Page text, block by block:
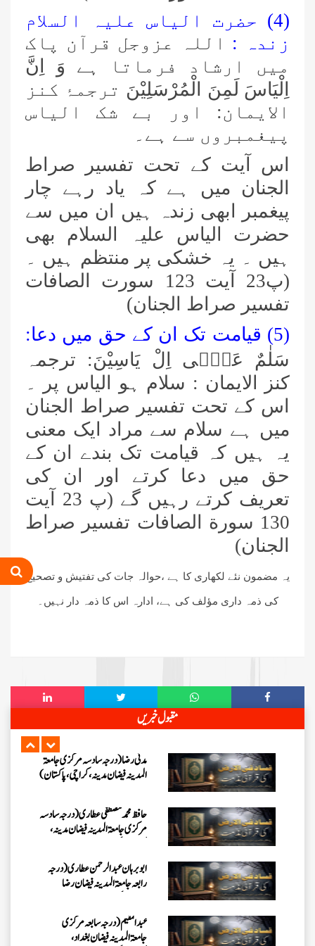
(4) حضرت الیاس علیہ السلام
زندہ : اللہ عزوجل قرآن پاک
میں ارشاد فرماتا ہے وَ اِنَّ
اِلْیَاسَ لَمِنَ الْمُرْسَلِیْنَ ترجمۂ کنز
الایمان: اور بے شک الیاس
پیغمبروں سے ہے۔
اس آیت کے تحت تفسیر صراط
الجنان میں ہے کہ یاد رہے چار
پیغمبر ابھی زندہ ہیں ان میں سے
حضرت الیاس علیہ السلام بھی
ہیں ۔ یہ خشکی پر منتظم ہیں ۔
(پ23 آیت 123 سورت الصافات
تفسیر صراط الجنان)
(5) قیامت تک ان کے حق میں دعا:
سَلٰمٌ عَلٰۤى اِلْ یَاسِیْنَ: ترجمہ
کنز الایمان : سلام ہو الیاس پر ۔
اس کے تحت تفسیر صراط الجنان
میں ہے سلام سے مراد ایک معنی
یہ ہیں کہ قیامت تک بندے ان کے
حق میں دعا کرتے اور ان کی
تعریف کرتے رہیں گے (پ 23 آیت
130 سورة الصافات تفسیر صراط
الجنان)
یہ مضمون نئے لکھاری کا ہے ،حوالہ جات کی تفتیش و تصحیح
کی ذمہ داری مؤلف کی ہے، ادارہ اس کا ذمہ دار نہیں۔
مقبول خبریں
عمر اختر (درجہ خامسہ مرکزی جامعۃ
المدینہ فیضان مدینہ ،کراچی،پاکستان)
محمد وقاص (مرکزی جامعۃ المدینہ
فیضان مدینہ،کراچی ،پاکستان)
محمد سعد عمران (درجہ عالیہ مرکزی
جامعۃ المدینہ فیضانِ مدینہ ،کراچی
،پاکستان)
احمد رضا ہاشمی (درجہ خامسہ مرکزی
جامعۃ المدينہ فيضان عثمان غنى،
کراچی،پاکستان)
مرکزی جامعۃ المدینہ فیضانِ مدینہ،
کراچی،پاکستان)
عبدالرؤف (درجہ سابعہ جامعۃ المدینہ
،پاکستان)
مدنی رضا(درجہ سادسہ مرکز ی جامعۃ
المدینہ فیضان مدینہ ،کراچی،پاکستان)
حافظ محمد مصطفٰی عطاری (درجہ سادسہ
کراچی،پاکستان)
ابو برہان عبدالرحمن عطاری (درجہ
رابعہ جامعۃالمدینہ فیضان رضا
،لاہور،پاکستان)
عبدالمقیم (درجہ سابعہ مرکزی
جامعۃالمدینہ فیضان بغداد،
کراچی،پاکستان)
عمر اختر (درجہ خامسہ مرکزی جامعۃ